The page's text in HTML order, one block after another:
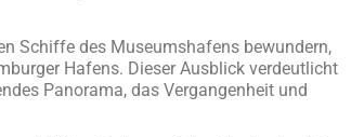
Schiffe des Museumshafens bewundern,
Hafens. Dieser Ausblick verdeutlicht
Panorama, das Vergangenheit und